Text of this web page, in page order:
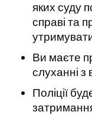
яких суду
справі та
Ви маєте
слуханні з
Поліції